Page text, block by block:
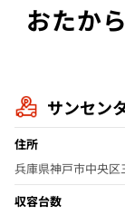
おたか
サンセン
住所
兵庫県神戸市中央区
収容台数